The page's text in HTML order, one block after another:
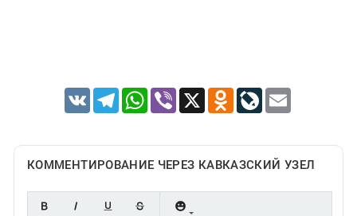
VK TelegramWhatsApp
Viber X Odnoklassniki
LiveJournal
Email
КОММЕНТИРОВАНИЕ ЧЕРЕЗ КАВКАЗСКИЙ УЗЕЛ